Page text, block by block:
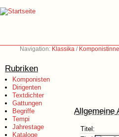
Navigation: Klassika /
Rubriken
Komponisten
Dirigenten
Textdichter
Gattungen
Begriffe
Tempi
Jahrestage
Kataloge
Allgemeine
Titel: